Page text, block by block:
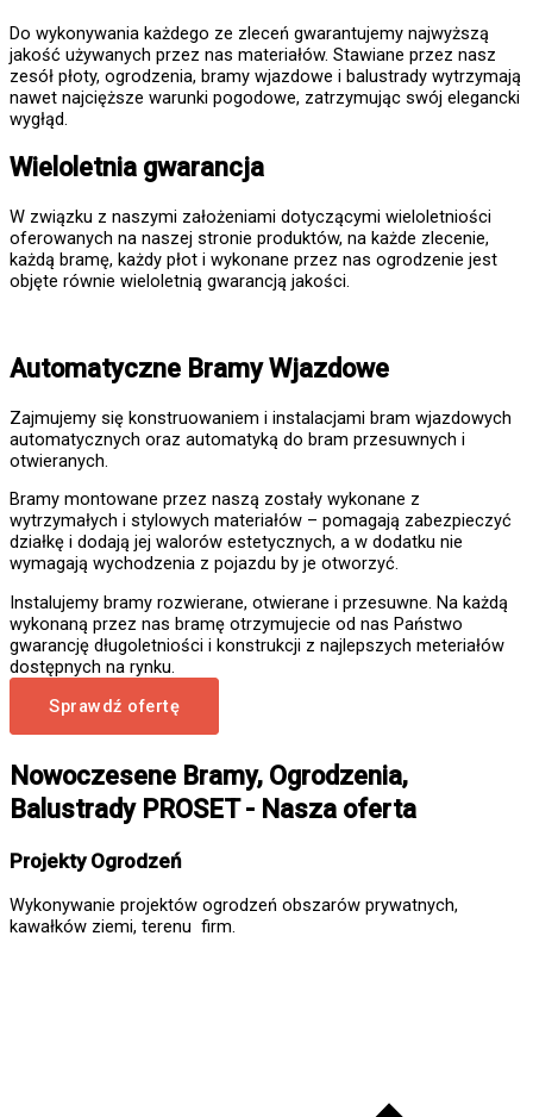
Do wykonywania każdego ze zleceń gwarantujemy najwyższą
jakość używanych przez nas materiałów. Stawiane przez nasz
zesół płoty, ogrodzenia, bramy wjazdowe i balustrady wytrzymają
nawet najcięższe warunki pogodowe, zatrzymując swój elegancki
wygłąd.
Wieloletnia gwarancja
W związku z naszymi założeniami dotyczącymi wieloletniości
oferowanych na naszej stronie produktów, na każde zlecenie,
każdą bramę, każdy płot i wykonane przez nas ogrodzenie jest
objęte równie wieloletnią gwarancją jakości.
Automatyczne Bramy Wjazdowe
Zajmujemy się konstruowaniem i instalacjami bram wjazdowych
automatycznych oraz automatyką do bram przesuwnych i
otwieranych.
Bramy montowane przez naszą zostały wykonane z
wytrzymałych i stylowych materiałów – pomagają zabezpieczyć
działkę i dodają jej walorów estetycznych, a w dodatku nie
wymagają wychodzenia z pojazdu by je otworzyć.
Instalujemy bramy rozwierane, otwierane i przesuwne. Na każdą
wykonaną przez nas bramę otrzymujecie od nas Państwo
gwarancję długoletniości i konstrukcji z najlepszych meteriałów
dostępnych na rynku.
Sprawdź ofertę
Nowoczesene Bramy, Ogrodzenia,
Balustrady PROSET - Nasza oferta
Projekty Ogrodzeń
Wykonywanie projektów ogrodzeń obszarów prywatnych,
kawałków ziemi, terenu firm.